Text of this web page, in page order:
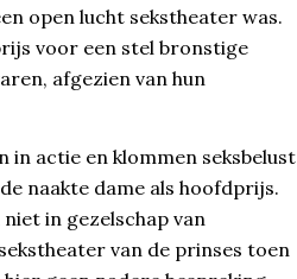
open lucht sekstheater was.
voor een stel bronstige
afgezien van hun
in actie en klommen seksbelust
naakte dame als hoofdprijs.
in gezelschap van
van de prinses toen